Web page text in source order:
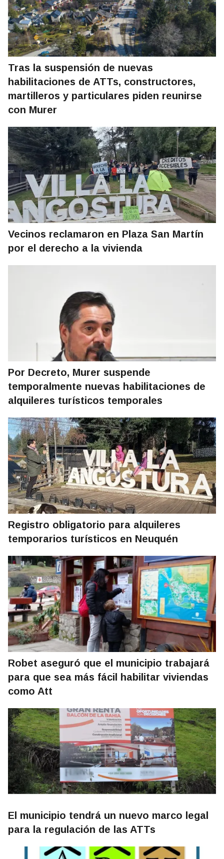
Tras la suspensión de nuevas
habilitaciones de ATTs, constructores,
martilleros y particulares piden reunirse
con Murer
Vecinos reclamaron en Plaza San Martín
por el derecho a la vivienda
Por Decreto, Murer suspende
temporalmente nuevas habilitaciones de
alquileres turísticos temporales
Registro obligatorio para alquileres
temporarios turísticos en Neuquén
Robet aseguró que el municipio trabajará
para que sea más fácil habilitar viviendas
como Att
El municipio tendrá un nuevo marco legal
para la regulación de las ATTs